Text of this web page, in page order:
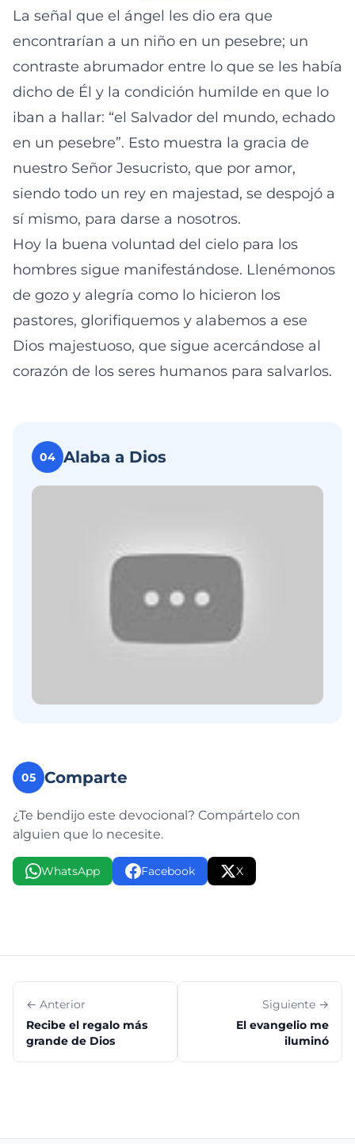
La señal que el ángel les dio era que
encontrarían a un niño en un pesebre; un
contraste abrumador entre lo que se les había
dicho de Él y la condición humilde en que lo
iban a hallar: “el Salvador del mundo, echado
en un pesebre”. Esto muestra la gracia de
nuestro Señor Jesucristo, que por amor,
siendo todo un rey en majestad, se despojó a
sí mismo, para darse a nosotros.
Hoy la buena voluntad del cielo para los
hombres sigue manifestándose. Llenémonos
de gozo y alegría como lo hicieron los
pastores, glorifiquemos y alabemos a ese
Dios majestuoso, que sigue acercándose al
corazón de los seres humanos para salvarlos.
04 Alaba a Dios
05 Comparte
¿Te bendijo este devocional? Compártelo con
alguien que lo necesite.
WhatsApp Facebook X
← Anterior
Recibe el regalo más
grande de Dios
Siguiente →
El evangelio me
iluminó